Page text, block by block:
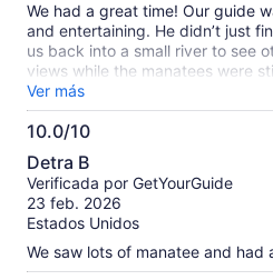
We had a great time! Our guide
and entertaining. He didn’t just
us back into a small river to see
views while the manatees were
recommend this tour, next time
it again!
Ver más
10.0/10
10.0
de
10
Detra B
Verificada por GetYourGuide
23 feb. 2026
Estados Unidos
We saw lots of manatee and had